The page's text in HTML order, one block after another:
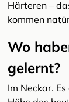
Härteren –
kommen
Wo
gelernt?
Im Neckar.